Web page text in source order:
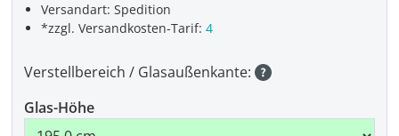
Versandart: Spedition
*zzgl. Versandkosten-Tarif:4
Verstellbereich / Glasaußenkante:
Glas-Höhe